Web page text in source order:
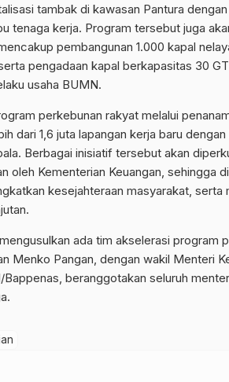
tambak di kawasan Pantura
tenaga kerja. Program tersebut juga
pembangunan 1.000 kapal
pengadaan kapal berkapasitas 30
usaha BUMN.
perkebunan rakyat melalui
dari 1,6 juta lapangan kerja baru
Berbagai inisiatif tersebut akan
oleh Kementerian Keuangan, sehingga
kesejahteraan masyarakat,
ada tim akselerasi program
Menko Pangan, dengan wakil Menteri
beranggotakan seluruh